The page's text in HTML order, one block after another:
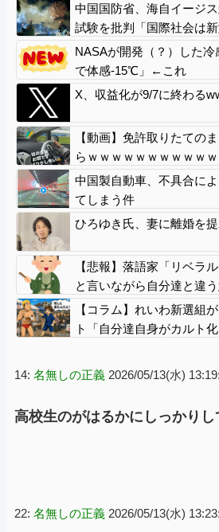
中国国防省、海自イージ
試験を批判「国際社会は
て阻止を」！
NASAが開発（？）した
で体感-15℃」←これ
X、収益化が9/7に終わる
【動画】免許取りたての
らｗｗｗｗｗｗｗｗｗｗ
中国製自動車、不具合に
てしまう件
ひろゆき氏、妻に離婚を
【悲報】落語家「リベラ
と言いながら自分達と違
してくる！」ｗｗｗｗｗ
【コラム】れいわ新選組
ト「自分達自身がカルト
14: 名無しの正義 2026/05/13(水)
高校生のがはるかにしっかりし
22: 名無しの正義 2026/05/13(水)